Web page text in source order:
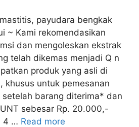
payudara bengkak
~ Kami rekomendasikan
dan mengoleskan ekstrak
telah dikemas menjadi Q n
produk yang asli di
khusus untuk pemesanan
barang diterima* dan
sebesar Rp. 20.000,-
4 … Read more